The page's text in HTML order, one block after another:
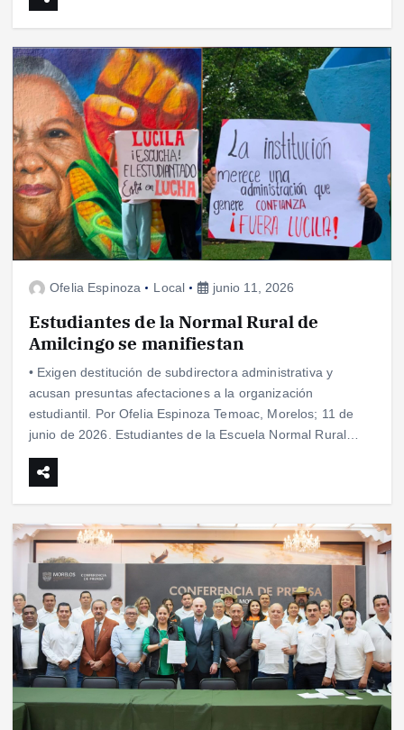
Ofelia Espinoza Local junio 11, 2026
Estudiantes de la Normal Rural de
Amilcingo se manifiestan
• Exigen destitución de subdirectora administrativa y
acusan presuntas afectaciones a la organización
estudiantil. Por Ofelia Espinoza Temoac, Morelos; 11 de
junio de 2026. Estudiantes de la Escuela Normal Rural…